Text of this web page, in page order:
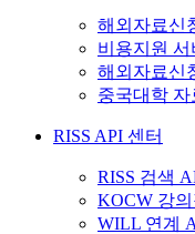
해외자료신
비용지원 서
해외자료신
중국대학 자
RISS API 센터
RISS 검색
KOCW 강
WILL 연계